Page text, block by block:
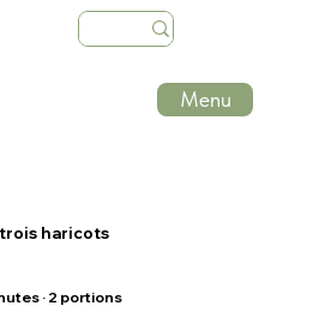
Menu
haricots
· 2 portions